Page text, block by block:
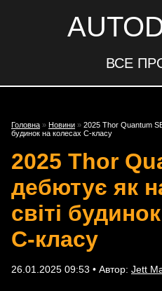
ВСЕ
Головна » Новини » 2025 Thor Quantum
будинок на колесах C-класу
2025 Thor
дебютує як
світі
C-класу
26.01.2025 09:53 • Автор: Jett